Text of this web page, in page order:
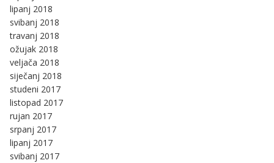
lipanj 2018
svibanj 2018
travanj 2018
ožujak 2018
veljača 2018
siječanj 2018
studeni 2017
listopad 2017
rujan 2017
srpanj 2017
lipanj 2017
svibanj 2017